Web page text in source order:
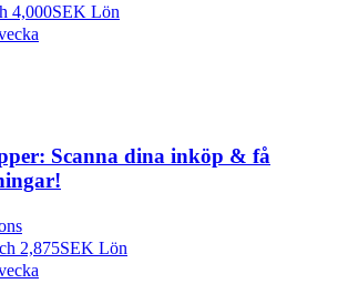
4,000SEK Lön
Scanna dina inköp & få
2,875SEK Lön